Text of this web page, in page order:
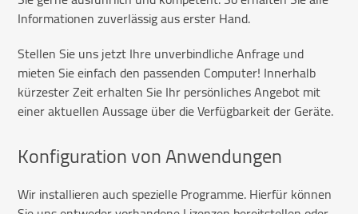
Informationen zuverlässig aus erster Hand.
Stellen Sie uns jetzt Ihre unverbindliche Anfrage und
mieten Sie einfach den passenden Computer! Innerhalb
kürzester Zeit erhalten Sie Ihr persönliches Angebot mit
einer aktuellen Aussage über die Verfügbarkeit der Geräte.
Konfiguration von Anwendungen
Wir installieren auch spezielle Programme. Hierfür können